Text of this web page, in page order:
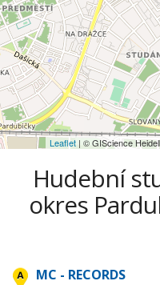
Leaflet | © GIScience
Hudební
okres
MC - RECORDS